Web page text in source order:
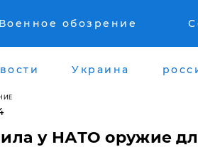
Военное обозрение
Украина
у НАТО оружие